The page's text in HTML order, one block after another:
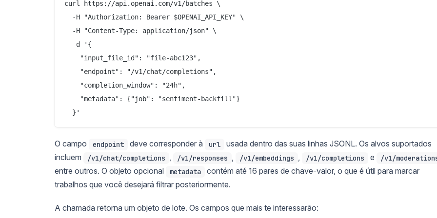
curl https://api.openai.com/v1/batches \
  -H "Authorization: Bearer $OPENAI_API_KEY" \
  -H "Content-Type: application/json" \
  -d '{
    "input_file_id": "file-abc123",
    "endpoint": "/v1/chat/completions",
    "completion_window": "24h",
    "metadata": {"job": "sentiment-backfill"}
O campo endpoint deve corresponder à url
usada dentro das suas linhas JSONL. Os alvos suportados
incluem
/v1/chat/completions /v1/responses /v1/embeddings /v1/completions e /v1/
entre outros. O objeto opcional metadata
contém até 16 pares de chave-valor, o que é útil para marcar
trabalhos que você desejará filtrar posteriormente.
A chamada retorna um objeto de lote. Os campos que mais te interessarão: